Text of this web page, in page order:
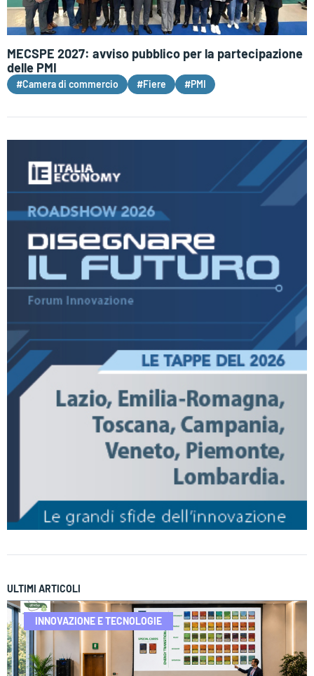
MECSPE 2027: avviso pubblico per la partecipazione
delle PMI
#Camera di commercio #Fiere #PMI
ULTIMI ARTICOLI
INNOVAZIONE E TECNOLOGIE